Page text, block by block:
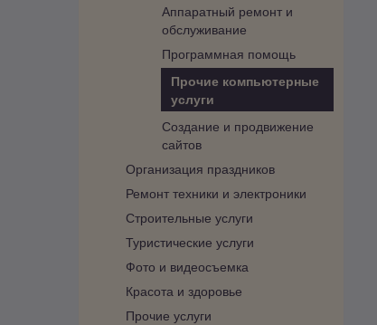
Аппаратный ремонт и
обслуживание
Программная помощь
Прочие компьютерные
услуги
Создание и продвижение
сайтов
Организация праздников
Ремонт техники и электроники
Строительные услуги
Туристические услуги
Фото и видеосъемка
Красота и здоровье
Прочие услуги